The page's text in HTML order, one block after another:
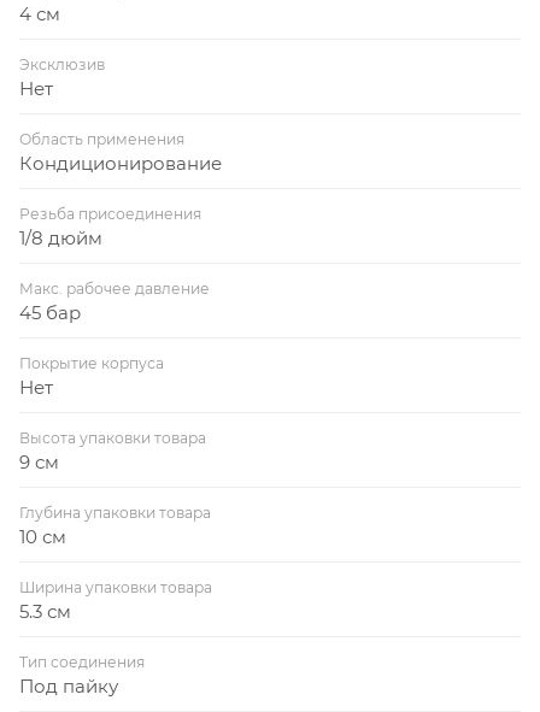
4 см
Эксклюзив
Нет
Область применения
Кондиционирование
Резьба присоединения
1/8 дюйм
Макс. рабочее давление
45 бар
Покрытие корпуса
Нет
Высота упаковки товара
9 см
Глубина упаковки товара
10 см
Ширина упаковки товара
5.3 см
Тип соединения
Под пайку